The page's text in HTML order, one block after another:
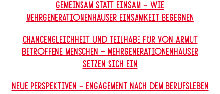
Gemeinsam statt einsam – Wie
Mehrgenerationenhäuser Einsamkeit begegnen
Chancengleichheit und Teilhabe für von Armut
betroffene Menschen – Mehrgenerationenhäuser
setzen sich ein
Neue Perspektiven – Engagement nach dem Berufsleben